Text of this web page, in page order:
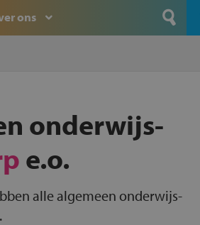
ons
onderwijs-
e.o.
alle algemeen onderwijs-